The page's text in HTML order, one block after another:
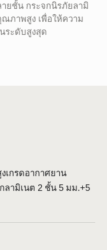
ายชั้น กระจกนิรภัยลามิ
ณภาพสูง เพื่อให้ความ
ระดับสูงสุด
เกรดอากาศยาน
ลามิเนต 2 ชั้น 5 มม.+5